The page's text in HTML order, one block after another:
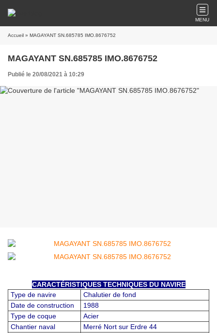
MENU
Accueil » MAGAYANT SN.685785 IMO.8676752
MAGAYANT SN.685785 IMO.8676752
Publié le 20/08/2021 à 10:29
CARACTÉRISTIQUES TECHNIQUES DU NAVIRE
Type de navire
Chalutier de fond
Date de construction
1988
Type de coque
Acier
Chantier naval
Merré Nort sur Erdre 44